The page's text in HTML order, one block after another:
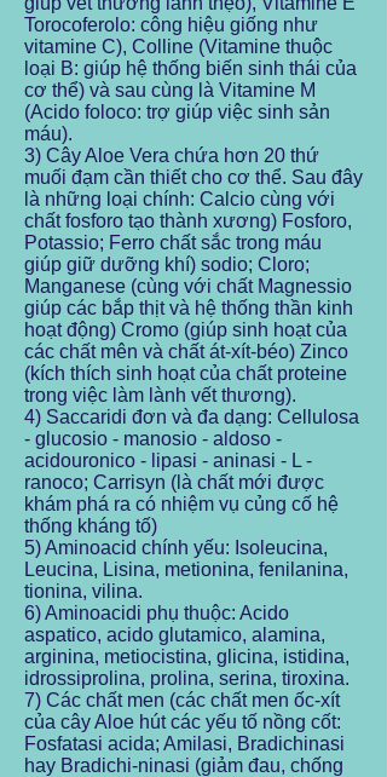
Torocoferolo: công hiệu giống như
vitamine C), Colline (Vitamine thuộc
loại B: giúp hệ thống biến sinh thái của
cơ thể) và sau cùng là Vitamine M
(Acido foloco: trợ giúp việc sinh sản
máu).
3) Cây Aloe Vera chứa hơn 20 thứ
muối đạm cần thiết cho cơ thể. Sau đây
là những loại chính: Calcio cùng với
chất fosforo tạo thành xương) Fosforo,
Potassio; Ferro chất sắc trong máu
giúp giữ dưỡng khí) sodio; Cloro;
Manganese (cùng với chất Magnessio
giúp các bắp thịt và hệ thống thần kinh
hoạt động) Cromo (giúp sinh hoạt của
các chất mên và chất át-xít-béo) Zinco
(kích thích sinh hoạt của chất proteine
trong việc làm lành vết thương).
4) Saccaridi đơn và đa dạng: Cellulosa
- glucosio - manosio - aldoso -
acidouronico - lipasi - aninasi - L -
ranoco; Carrisyn (là chất mới được
khám phá ra có nhiệm vụ củng cố hệ
thống kháng tố)
5) Aminoacid chính yếu: Isoleucina,
Leucina, Lisina, metionina, fenilanina,
tionina, vilina.
6) Aminoacidi phụ thuộc: Acido
aspatico, acido glutamico, alamina,
arginina, metiocistina, glicina, istidina,
idrossiprolina, prolina, serina, tiroxina.
7) Các chất men (các chất men ốc-xít
của cây Aloe hút các yếu tố nồng cốt:
Fosfatasi acida; Amilasi, Bradichinasi
hay Bradichi-ninasi (giảm đau, chống